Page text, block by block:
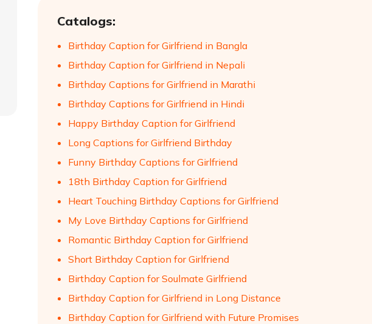
Catalogs:
Birthday Caption for Girlfriend in Bangla
Birthday Caption for Girlfriend in Nepali
Birthday Captions for Girlfriend in Marathi
Birthday Captions for Girlfriend in Hindi
Happy Birthday Caption for Girlfriend
Long Captions for Girlfriend Birthday
Funny Birthday Captions for Girlfriend
18th Birthday Caption for Girlfriend
Heart Touching Birthday Captions for Girlfriend
My Love Birthday Captions for Girlfriend
Romantic Birthday Caption for Girlfriend
Short Birthday Caption for Girlfriend
Birthday Caption for Soulmate Girlfriend
Birthday Caption for Girlfriend in Long Distance
Birthday Caption for Girlfriend with Future Promises